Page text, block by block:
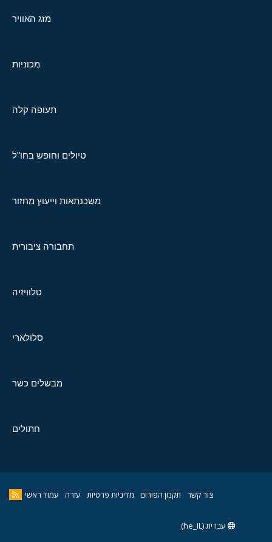
מזג האוויר
מכוניות
תעופה קלה
טיולים וחופש בחו"ל
משכנתאות וייעוץ מחזור
תחבורה ציבורית
טלוויזיה
סלולארי
מבשלים כשר
חתולים
צור קשר תקנון הפורום מדיניות פרטיות עזרה עמוד ראשי
עברית (he_IL)